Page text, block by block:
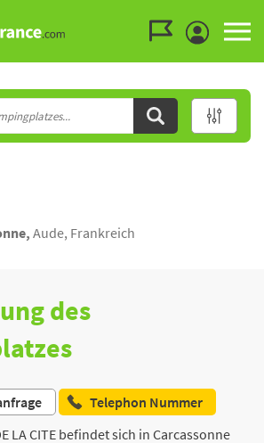
Aude, Frankreich
des
Telephon Nummer
LA CITE befindet sich in Carcassonne